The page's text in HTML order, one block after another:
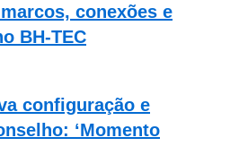
conexões e
BH-TEC
configuração e
‘Momento